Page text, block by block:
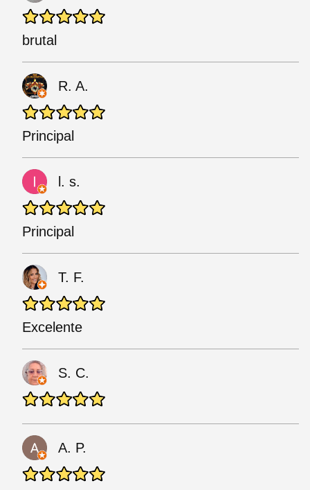
brutal
R. A.
Principal
l. s.
Principal
T. F.
Excelente
S. C.
A. P.